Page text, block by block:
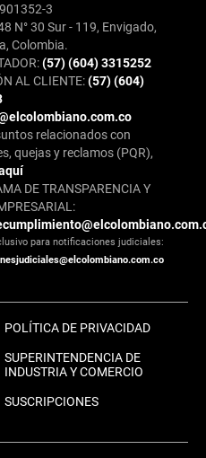
3
N° 30 Sur - 119, Envigado,
Colombia.
(57) (604) 3315252
AL CLIENTE:(57) (604)
relacionados con
quejas y reclamos (PQR),
DE TRANSPARENCIA Y
para notificaciones judiciales:
POLÍTICA DE PRIVACIDAD
SUPERINTENDENCIA DE
INDUSTRIA Y COMERCIO
SUSCRIPCIONES